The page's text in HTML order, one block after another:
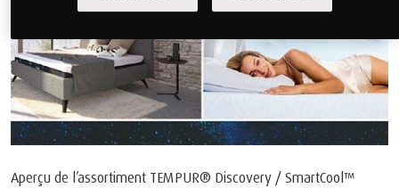
Aperçu de l’assortiment TEMPUR® Discovery / SmartCool™